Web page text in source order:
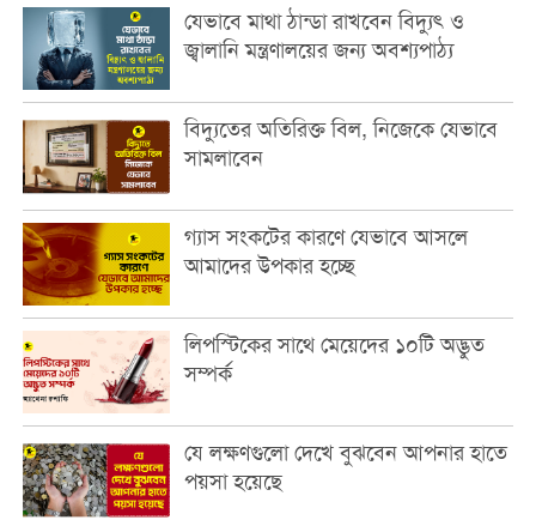
যেভাবে মাথা ঠান্ডা রাখবেন বিদ্যুৎ ও
জ্বালানি মন্ত্রণালয়ের জন্য অবশ্যপাঠ্য
বিদ্যুতের অতিরিক্ত বিল, নিজেকে যেভাবে
সামলাবেন
গ্যাস সংকটের কারণে যেভাবে আসলে
আমাদের উপকার হচ্ছে
লিপস্টিকের সাথে মেয়েদের ১০টি অদ্ভুত
সম্পর্ক
যে লক্ষণগুলো দেখে বুঝবেন আপনার হাতে
পয়সা হয়েছে